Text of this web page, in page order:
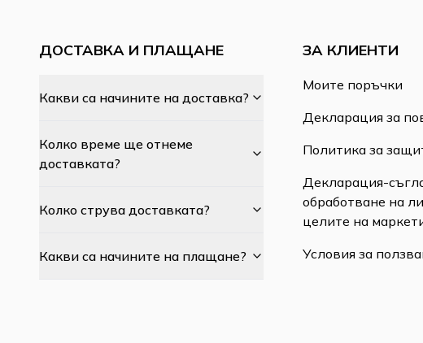
ДОСТАВКА И ПЛАЩАНЕ
Какви са начините на доставка?
Колко време ще отнеме
доставката?
Колко струва доставката?
Какви са начините на плащане?
ЗА КЛИЕНТИ
Моите поръчки
Декларация за
Политика за
Декларация-
обработване на
целите на
Условия за